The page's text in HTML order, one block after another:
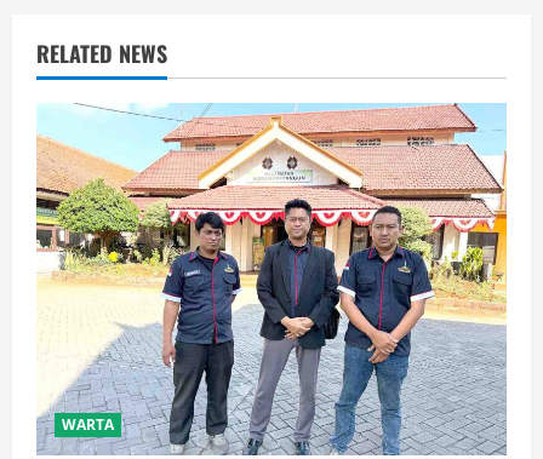
RELATED NEWS
WARTA